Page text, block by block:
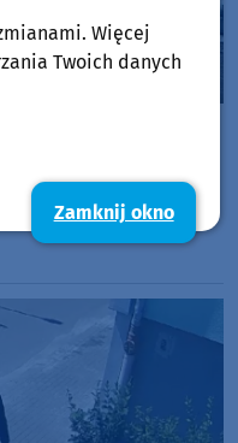
podsumowują
Więcej
Twoich danych
Zamknij okno